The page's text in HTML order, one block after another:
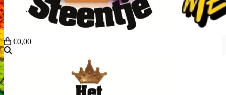
€0,00